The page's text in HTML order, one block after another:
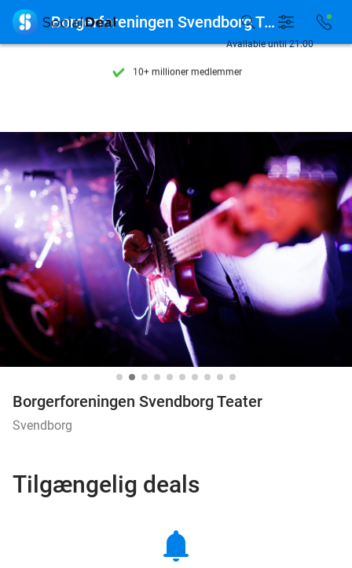
Tilgængelig 7 dage om ugen
10+ millioner medlemmer
Tilgængelig 7 dage om ugen
10+ millioner medlemmer
Available until 21:00
 Borgerforeningen Svendborg Teater
Borgerforeningen Svendborg Teater
Svendborg
Tilgængelig deals
notifications